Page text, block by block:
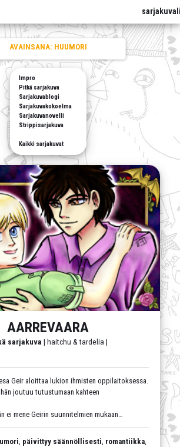
AVAINSANA: HUUMORI
Impro
Pitkä sarjakuva
Sarjakuvablogi
Sarjakuvakokoelma
Sarjakuvanovelli
Strippisarjakuva
Kaikki sarjakuvat
AARREVAARA
sarjakuva | haitchu & tardelia |
Geir aloittaa lukion ihmisten oppilaitoksessa.
joutuu tutustumaan kahteen
ei mene Geirin suunnitelmien mukaan…
, päivittyy säännöllisesti, romantiikka,